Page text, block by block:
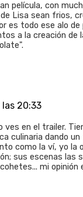
película, con
de Lisa sean frios,
es todo ese alo
a la creación de
20:33
ves en el trailer.
culinaria dando un
como la ví, yo la
sus escenas las
mi opinión